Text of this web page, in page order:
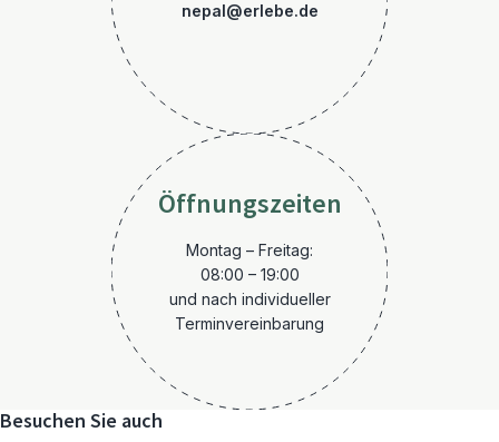
nepal@erlebe.de
Öffnungszeiten
Montag – Freitag:
08:00 – 19:00
und nach individueller
Terminvereinbarung
Besuchen Sie auch